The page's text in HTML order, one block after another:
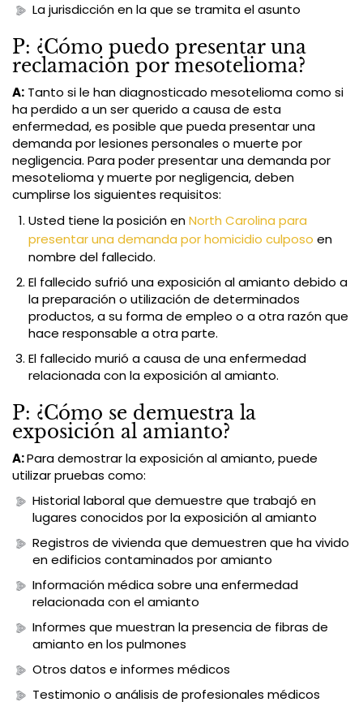
La jurisdicción en la que se tramita el asunto
P: ¿Cómo puedo presentar una
reclamación por mesotelioma?
A: Tanto si le han diagnosticado mesotelioma como si
ha perdido a un ser querido a causa de esta
enfermedad, es posible que pueda presentar una
demanda por lesiones personales o muerte por
negligencia. Para poder presentar una demanda por
mesotelioma y muerte por negligencia, deben
cumplirse los siguientes requisitos:
Usted tiene la posición enNorth Carolina para
presentar una demanda por homicidio culposo en
nombre del fallecido.
El fallecido sufrió una exposición al amianto debido a
la preparación o utilización de determinados
productos, a su forma de empleo o a otra razón que
hace responsable a otra parte.
El fallecido murió a causa de una enfermedad
relacionada con la exposición al amianto.
P: ¿Cómo se demuestra la
exposición al amianto?
A:Para demostrar la exposición al amianto, puede
utilizar pruebas como:
Historial laboral que demuestre que trabajó en
lugares conocidos por la exposición al amianto
Registros de vivienda que demuestren que ha vivido
en edificios contaminados por amianto
Información médica sobre una enfermedad
relacionada con el amianto
Informes que muestran la presencia de fibras de
amianto en los pulmones
Otros datos e informes médicos
Testimonio o análisis de profesionales médicos